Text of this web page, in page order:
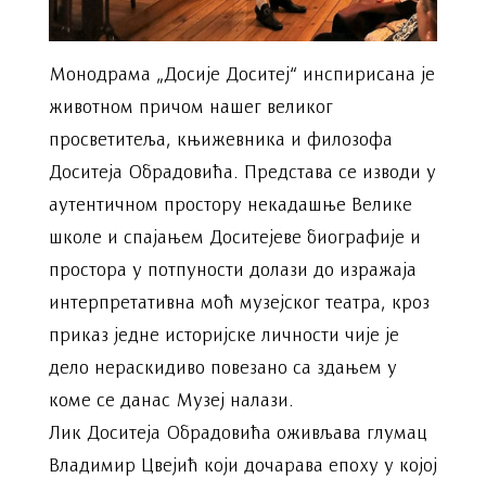
Монодрама „Досије Доситеј“ инспирисана је
животном причом нашег великог
просветитеља, књижевника и филозофа
Доситеја Обрадовића. Представа се изводи у
аутентичном простору некадашње Велике
школе и спајањем Доситејеве биографије и
простора у потпуности долази до изражаја
интерпретативна моћ музејског театра, кроз
приказ једне историјске личности чије је
дело нераскидиво повезано са здањем у
коме се данас Музеј налази.
Лик Доситеја Обрадовића оживљава глумац
Владимир Цвејић који дочарава епоху у којој